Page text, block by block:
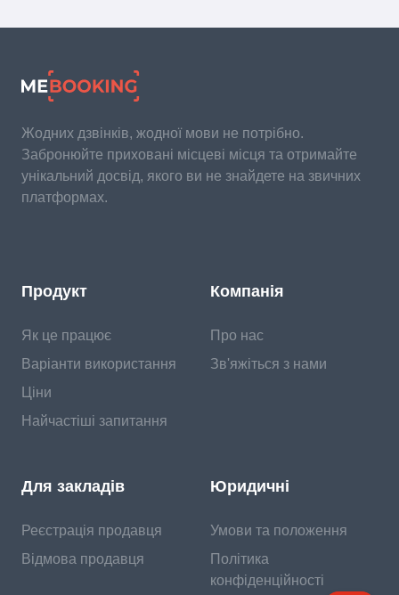
Жодних дзвінків, жодної мови не потрібно.
Забронюйте приховані місцеві місця та отримайте
унікальний досвід, якого ви не знайдете на звичних
платформах.
Продукт
Як це працює
Варіанти використання
Ціни
Найчастіші запитання
Компанія
Про нас
Зв'яжіться з нами
Для закладів
Реєстрація продавця
Відмова продавця
Юридичні
Умови та положення
Політика
конфіденційності